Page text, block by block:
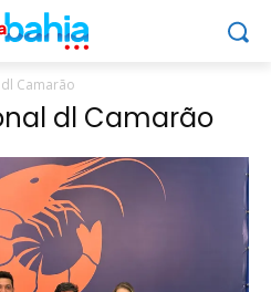
Camarão
dl Camarão